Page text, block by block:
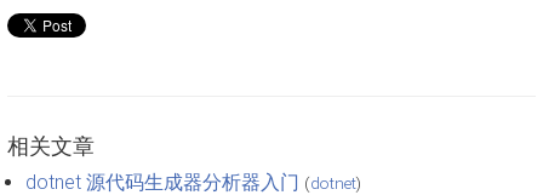
相关文章
dotnet 源代码生成器分析器入门 (dotnet)